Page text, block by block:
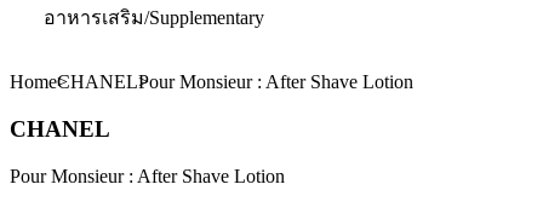
อาหารเสริม/Supplementary
HomeCHANELPour Monsieur : After Shave Lotion
CHANEL
Pour Monsieur : After Shave Lotion